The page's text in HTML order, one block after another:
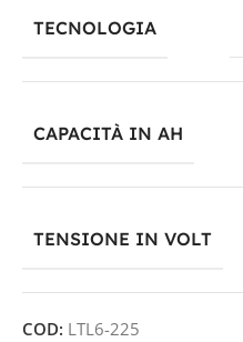
TECNOLOGIA
CAPACITÀ IN AH
TENSIONE IN VOLT
COD: LTL6-225